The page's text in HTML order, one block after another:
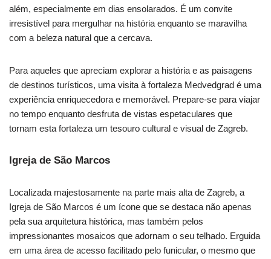
além, especialmente em dias ensolarados. É um convite
irresistível para mergulhar na história enquanto se maravilha
com a beleza natural que a cercava.
Para aqueles que apreciam explorar a história e as paisagens
de destinos turísticos, uma visita à fortaleza Medvedgrad é uma
experiência enriquecedora e memorável. Prepare-se para viajar
no tempo enquanto desfruta de vistas espetaculares que
tornam esta fortaleza um tesouro cultural e visual de Zagreb.
Igreja de São Marcos
Localizada majestosamente na parte mais alta de Zagreb, a
Igreja de São Marcos é um ícone que se destaca não apenas
pela sua arquitetura histórica, mas também pelos
impressionantes mosaicos que adornam o seu telhado. Erguida
em uma área de acesso facilitado pelo funicular, o mesmo que